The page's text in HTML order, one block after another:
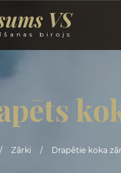
VS
birojs
/ Zārki / Drapētie koka